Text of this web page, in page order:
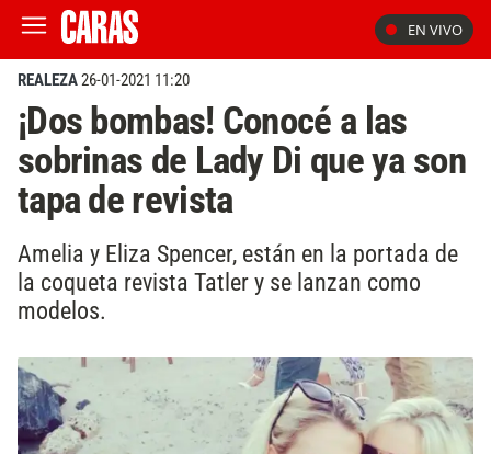
EN VIVO
REALEZA26-01-2021 11:20
¡Dos bombas! Conocé a las
sobrinas de Lady Di que ya son
tapa de revista
Amelia y Eliza Spencer, están en la portada de
la coqueta revista Tatler y se lanzan como
modelos.